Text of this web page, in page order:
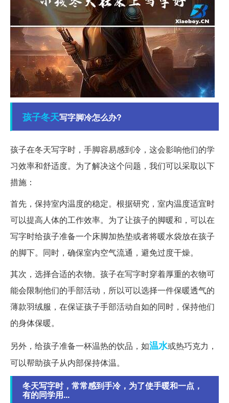
孩子冬天写字脚冷怎么办?
孩子在冬天写字时，手脚容易感到冷，这会影响他们的学
习效率和舒适度。为了解决这个问题，我们可以采取以下
措施：
首先，保持室内温度的稳定。根据研究，室内温度适宜时
可以提高人体的工作效率。为了让孩子的脚暖和，可以在
写字时给孩子准备一个床脚加热垫或者将暖水袋放在孩子
的脚下。同时，确保室内空气流通，避免过度干燥。
其次，选择合适的衣物。孩子在写字时穿着厚重的衣物可
能会限制他们的手部活动，所以可以选择一件保暖透气的
薄款羽绒服，在保证孩子手部活动自如的同时，保持他们
的身体保暖。
另外，给孩子准备一杯温热的饮品，如温水或热巧克力，
可以帮助孩子从内部保持体温。
冬天写字时，常常感到手冷，为了使手暖和一点，
有的同学用...